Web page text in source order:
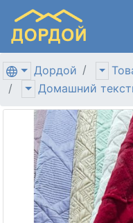
Дордой
Домашний